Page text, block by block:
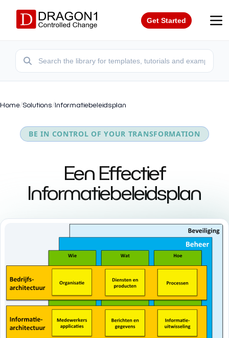
Get Started
Home/Solutions/Informatiebeleidsplan
BE IN CONTROL OF YOUR TRANSFORMATION
Een Effectief
Informatiebeleidsplan